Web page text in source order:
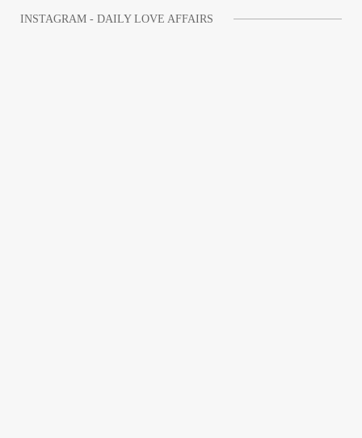
INSTAGRAM - DAILY LOVE AFFAIRS